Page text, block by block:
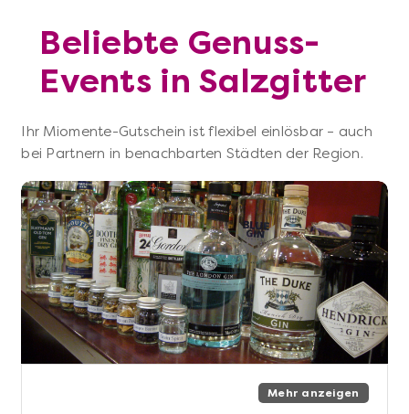
Beliebte Genuss-
Events in Salzgitter
Ihr Miomente-Gutschein ist flexibel einlösbar – auch
bei Partnern in benachbarten Städten der Region.
Mehr anzeigen